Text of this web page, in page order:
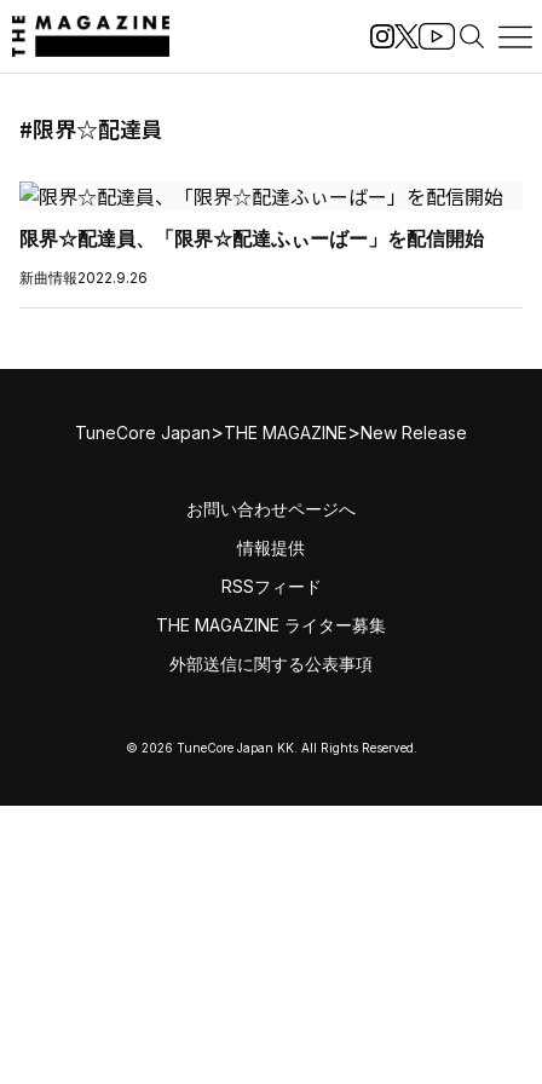
#限界☆配達員
限界☆配達員、「限界☆配達ふぃーばー」を配信開始
新曲情報2022.9.26
TuneCore Japan>THE MAGAZINE>New Release
お問い合わせページへ
情報提供
RSSフィード
THE MAGAZINE ライター募集
外部送信に関する公表事項
© 2026 TuneCore Japan KK. All Rights Reserved.